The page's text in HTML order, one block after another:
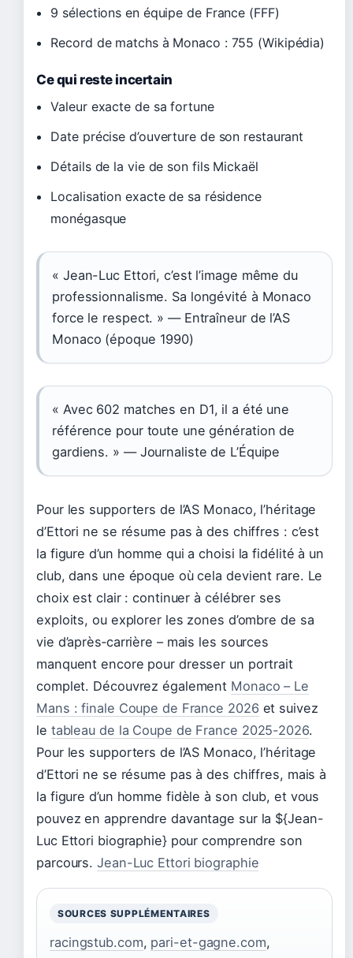
9 sélections en équipe de France (FFF)
Record de matchs à Monaco : 755 (Wikipédia)
Ce qui reste incertain
Valeur exacte de sa fortune
Date précise d’ouverture de son restaurant
Détails de la vie de son fils Mickaël
Localisation exacte de sa résidence
monégasque
« Jean-Luc Ettori, c’est l’image même du
professionnalisme. Sa longévité à Monaco
force le respect. » — Entraîneur de l’AS
Monaco (époque 1990)
« Avec 602 matches en D1, il a été une
référence pour toute une génération de
gardiens. » — Journaliste de L’Équipe
Pour les supporters de l’AS Monaco, l’héritage
d’Ettori ne se résume pas à des chiffres : c’est
la figure d’un homme qui a choisi la fidélité à un
club, dans une époque où cela devient rare. Le
choix est clair : continuer à célébrer ses
exploits, ou explorer les zones d’ombre de sa
vie d’après‑carrière – mais les sources
manquent encore pour dresser un portrait
complet. Découvrez également Monaco – Le
Mans : finale Coupe de France 2026 et suivez
le tableau de la Coupe de France 2025-2026.
Pour les supporters de l’AS Monaco, l’héritage
d’Ettori ne se résume pas à des chiffres, mais à
la figure d’un homme fidèle à son club, et vous
pouvez en apprendre davantage sur la ${Jean-
Luc Ettori biographie} pour comprendre son
parcours.Jean-Luc Ettori biographie
SOURCES SUPPLÉMENTAIRES
racingstub.com, pari-et-gagne.com,